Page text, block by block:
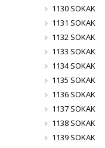
1130 SOKAK
1131 SOKAK
1132 SOKAK
1133 SOKAK
1134 SOKAK
1135 SOKAK
1136 SOKAK
1137 SOKAK
1138 SOKAK
1139 SOKAK